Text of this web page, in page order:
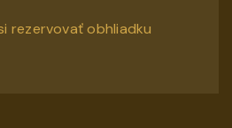
rezervovať obhliadku